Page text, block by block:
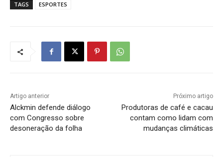
TAGS ESPORTES
Artigo anterior
Alckmin defende diálogo
com Congresso sobre
desoneração da folha
Próximo artigo
Produtoras de café e cacau
contam como lidam com
mudanças climáticas